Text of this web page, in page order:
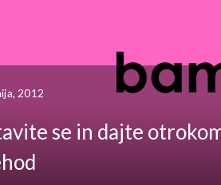
2012
se in dajte